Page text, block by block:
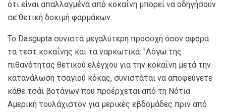
ότι είναι απαλλαγμένα από κοκαΐνη μπορεί να οδηγήσουν
σε θετική δοκιμή φαρμάκων.
Το Dasgupta συνιστά μεγαλύτερη προσοχή όσον αφορά
τα τεστ κοκαΐνης και τα ναρκωτικά: "Λόγω της
πιθανότητας θετικού ελέγχου για την κοκαΐνη μετά την
κατανάλωση τσαγιού κόκας, συνιστάται να αποφεύγετε
κάθε τσάι βοτάνων που προέρχεται από τη Νότια
Αμερική τουλάχιστον για μερικές εβδομάδες πριν από